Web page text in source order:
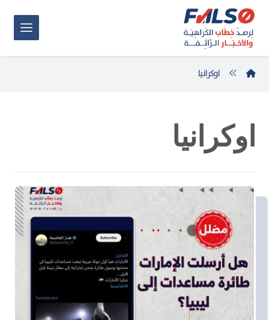
اوكرانيا
اوكرانيا